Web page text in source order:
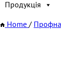
Продукція
Home /